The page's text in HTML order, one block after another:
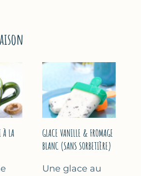
À LA
GLACE VANILLE & FROMAGE
BLANC (SANS SORBETIÈRE)
Une glace au